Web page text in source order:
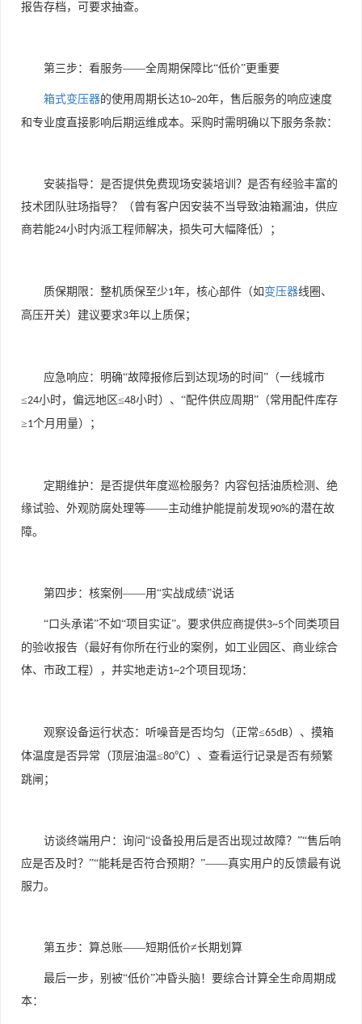
报告存档，可要求抽查。
第三步：看服务——全周期保障比“低价”更重要
箱式变压器的使用周期长达10~20年，售后服务的响应速度
和专业度直接影响后期运维成本。采购时需明确以下服务条款：
安装指导：是否提供免费现场安装培训？是否有经验丰富的
技术团队驻场指导？（曾有客户因安装不当导致油箱漏油，供应
商若能24小时内派工程师解决，损失可大幅降低）；
质保期限：整机质保至少1年，核心部件（如变压器线圈、
高压开关）建议要求3年以上质保；
应急响应：明确“故障报修后到达现场的时间”（一线城市
≤24小时，偏远地区≤48小时）、“配件供应周期”（常用配件库存
≥1个月用量）；
定期维护：是否提供年度巡检服务？内容包括油质检测、绝
缘试验、外观防腐处理等——主动维护能提前发现90%的潜在故
障。
第四步：核案例——用“实战成绩”说话
“口头承诺”不如“项目实证”。要求供应商提供3~5个同类项目
的验收报告（最好有你所在行业的案例，如工业园区、商业综合
体、市政工程），并实地走访1~2个项目现场：
观察设备运行状态：听噪音是否均匀（正常≤65dB）、摸箱
体温度是否异常（顶层油温≤80℃）、查看运行记录是否有频繁
跳闸；
访谈终端用户：询问“设备投用后是否出现过故障？”“售后响
应是否及时？”“能耗是否符合预期？”——真实用户的反馈最有说
服力。
第五步：算总账——短期低价≠长期划算
最后一步，别被“低价”冲昏头脑！要综合计算全生命周期成
本：